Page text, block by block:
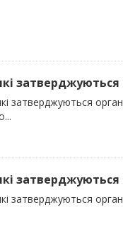
затверджуються
затверджуються
затверджуються
затверджуються